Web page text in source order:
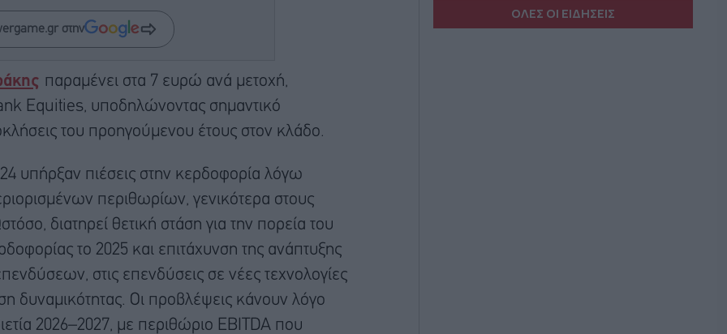
στην
παραμένει στα 7 ευρώ ανά μετοχή,
Equities, υποδηλώνοντας σημαντικό
του προηγούμενου έτους στον κλάδο.
υπήρξαν πιέσεις στην κερδοφορία λόγω
περιθωρίων, γενικότερα στους
διατηρεί θετική στάση για την πορεία του
το 2025 και επιτάχυνση της ανάπτυξης
στις επενδύσεις σε νέες τεχνολογίες
δυναμικότητας. Οι προβλέψεις κάνουν λόγο
2026–2027, με περιθώριο EBITDA που
ΟΛΕΣ ΟΙ ΕΙΔΗΣΕΙΣ